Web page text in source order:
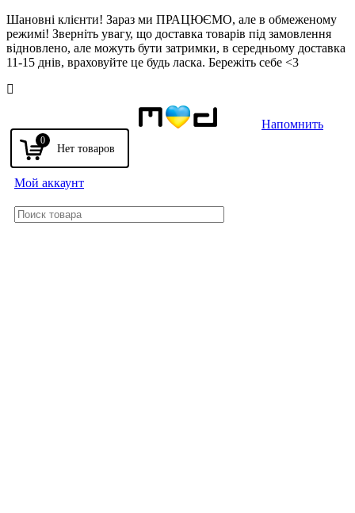
Шановні клієнти! Зараз ми ПРАЦЮЄМО, але в обмеженому
режимі! Зверніть увагу, що доставка товарів під замовлення
відновлено, але можуть бути затримки, в середньому доставка
11-15 днів, враховуйте це будь ласка. Бережіть себе <3
0
Мой аккаунт
Напомнить